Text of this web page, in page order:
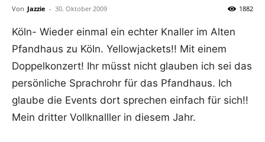
Von Jazzie - 30. Oktober 2009 1882
Köln- Wieder einmal ein echter Knaller im Alten
Pfandhaus zu Köln. Yellowjackets!! Mit einem
Doppelkonzert! Ihr müsst nicht glauben ich sei das
persönliche Sprachrohr für das Pfandhaus. Ich
glaube die Events dort sprechen einfach für sich!!
Mein dritter Vollknalller in diesem Jahr.